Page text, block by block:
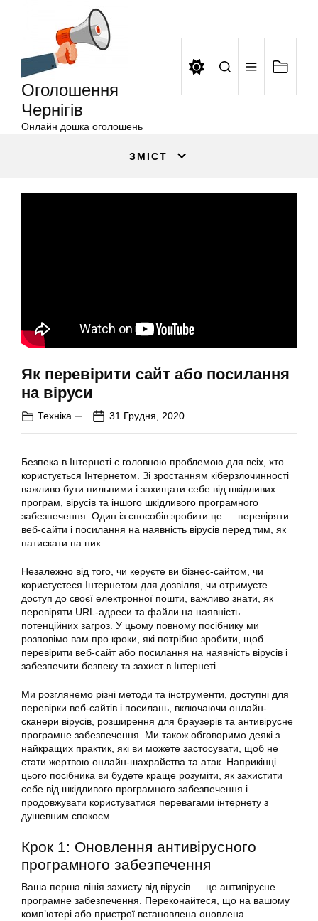
Оголошення
Чернігів
Онлайн дошка оголошень
ЗМІСТ
Як перевірити сайт або посилання
на віруси
Техніка 31 Грудня, 2020
Безпека в Інтернеті є головною проблемою для всіх, хто
користується Інтернетом. Зі зростанням кіберзлочинності
важливо бути пильними і захищати себе від шкідливих
програм, вірусів та іншого шкідливого програмного
забезпечення. Один із способів зробити це — перевіряти
веб-сайти і посилання на наявність вірусів перед тим, як
натискати на них.
Незалежно від того, чи керуєте ви бізнес-сайтом, чи
користуєтеся Інтернетом для дозвілля, чи отримуєте
доступ до своєї електронної пошти, важливо знати, як
перевіряти URL-адреси та файли на наявність
потенційних загроз. У цьому повному посібнику ми
розповімо вам про кроки, які потрібно зробити, щоб
перевірити веб-сайт або посилання на наявність вірусів і
забезпечити безпеку та захист в Інтернеті.
Ми розглянемо різні методи та інструменти, доступні для
перевірки веб-сайтів і посилань, включаючи онлайн-
сканери вірусів, розширення для браузерів та антивірусне
програмне забезпечення. Ми також обговоримо деякі з
найкращих практик, які ви можете застосувати, щоб не
стати жертвою онлайн-шахрайства та атак. Наприкінці
цього посібника ви будете краще розуміти, як захистити
себе від шкідливого програмного забезпечення і
продовжувати користуватися перевагами інтернету з
душевним спокоєм.
Крок 1: Оновлення антивірусного
програмного забезпечення
Ваша перша лінія захисту від вірусів — це антивірусне
програмне забезпечення. Переконайтеся, що на вашому
комп’ютері або пристрої встановлена оновлена